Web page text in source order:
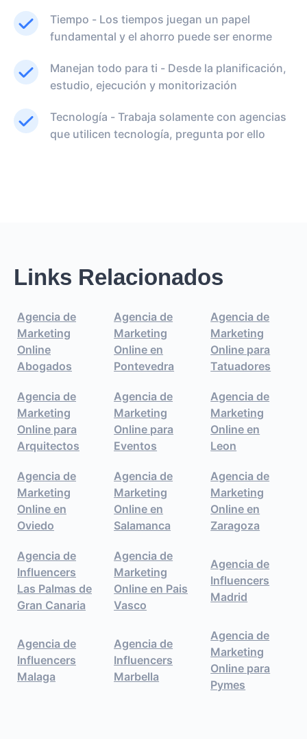
Tiempo - Los tiempos juegan un papel
fundamental y el ahorro puede ser enorme
Manejan todo para ti - Desde la planificación,
estudio, ejecución y monitorización
Tecnología - Trabaja solamente con agencias
que utilicen tecnología, pregunta por ello
Links Relacionados
Agencia de
Marketing
Online
Abogados
Agencia de
Marketing
Online en
Pontevedra
Agencia de
Marketing
Online para
Tatuadores
Agencia de
Marketing
Online para
Arquitectos
Agencia de
Marketing
Online para
Eventos
Agencia de
Marketing
Online en
Leon
Agencia de
Marketing
Online en
Oviedo
Agencia de
Marketing
Online en
Salamanca
Agencia de
Marketing
Online en
Zaragoza
Agencia de
Influencers
Las Palmas de
Gran Canaria
Agencia de
Marketing
Online en Pais
Vasco
Agencia de
Influencers
Madrid
Agencia de
Influencers
Malaga
Agencia de
Influencers
Marbella
Agencia de
Marketing
Online para
Pymes